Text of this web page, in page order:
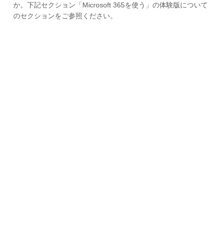
か。下記セクション「Microsoft 365を使う」の体験版について
のセクションをご参照ください。